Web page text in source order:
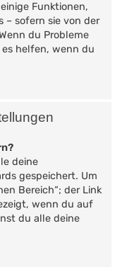
Funktionen,
– sofern sie von der
du Probleme
helfen, wenn du
deine
gespeichert. Um
Bereich“; der Link
wenn du auf
du alle deine